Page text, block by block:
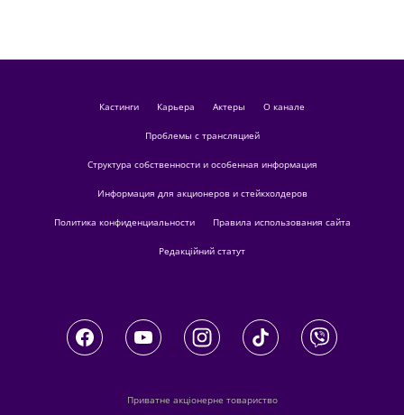
кастинги Карьера актеры О канале
Проблемы с трансляцией
Структура собственности и особенная информация
Информация для акционеров и стейкхолдеров
Политика конфиденциальности Правила использования сайта
Редакційний статут
Приватне акціонерне товариство